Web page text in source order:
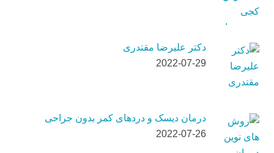
دکتر علیرضا مقتدری
2022-07-29
درمان دیسک و دردهای کمر بدون جراحی
2022-07-26